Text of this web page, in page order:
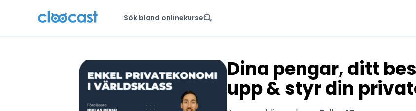
Dina pengar, ditt
upp & styr din